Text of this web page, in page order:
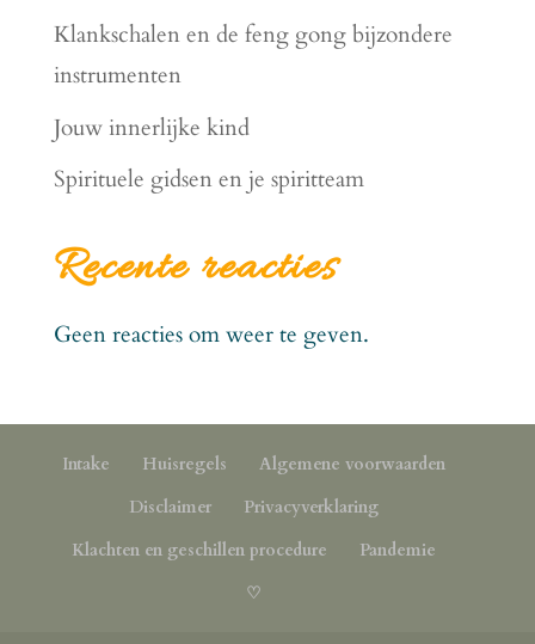
Klankschalen en de feng gong bijzondere
instrumenten
Jouw innerlijke kind
Spirituele gidsen en je spiritteam
Recente reacties
Geen reacties om weer te geven.
Intake Huisregels
Algemene voorwaarden
Disclaimer
Privacyverklaring
Klachten en geschillen procedure
Pandemie
♡